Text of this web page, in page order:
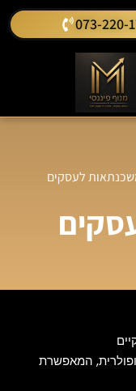
073-220-
לעסקים
המאפשרת